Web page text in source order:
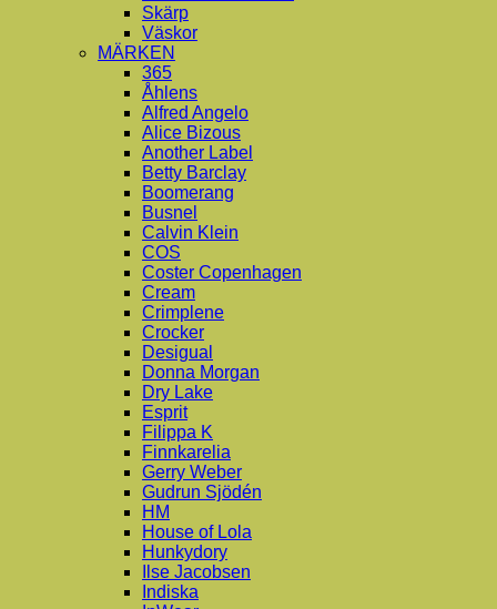
Skärp
Väskor
MÄRKEN
365
Åhlens
Alfred Angelo
Alice Bizous
Another Label
Betty Barclay
Boomerang
Busnel
Calvin Klein
COS
Coster Copenhagen
Cream
Crimplene
Crocker
Desigual
Donna Morgan
Dry Lake
Esprit
Filippa K
Finnkarelia
Gerry Weber
Gudrun Sjödén
HM
House of Lola
Hunkydory
Ilse Jacobsen
Indiska